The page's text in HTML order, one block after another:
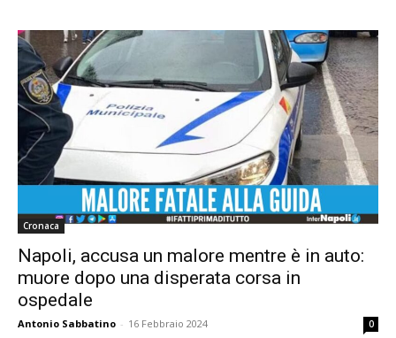
Cronaca
Napoli, accusa un malore mentre è in auto:
muore dopo una disperata corsa in
ospedale
Antonio Sabbatino - 16 Febbraio 2024 0